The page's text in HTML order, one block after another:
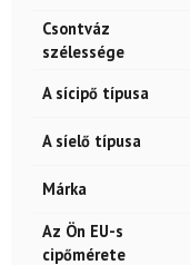
Csontváz
szélessége
A sícipő típusa
A síelő típusa
Márka
Az Ön EU-s
cipőmérete